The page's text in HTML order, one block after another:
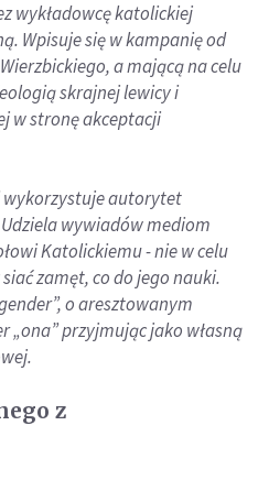
wykładowcę katolickiej
Wpisuje się w kampanię od
a mającą na celu
skrajnej lewicy i
w stronę akceptacji
wykorzystuje autorytet
wywiadów mediom
Katolickiemu - nie w celu
zamęt, co do jego nauki.
o aresztowanym
„ona” przyjmując jako własną
z